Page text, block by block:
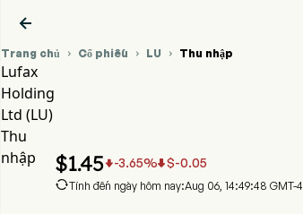

Trang chủ  Cổ phiếu  LU  Thu nhập
Lufax
Holding
Ltd (LU)
Thu
nhập
$1.45-3.65% $-0.05
Tính đến ngày hôm nay:Aug 06, 14:49:48 GMT-4